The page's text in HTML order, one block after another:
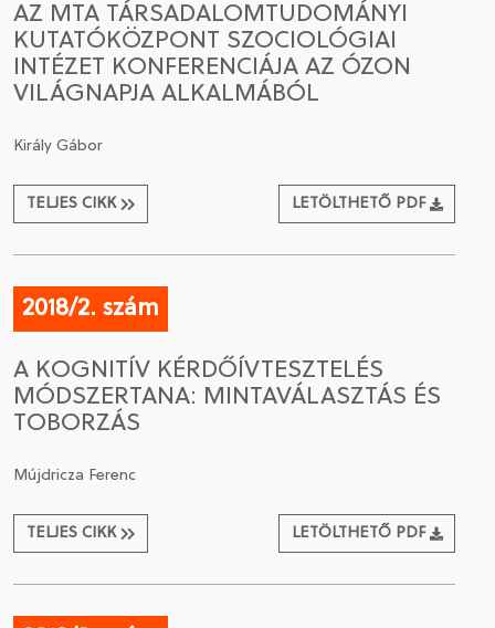
AZ MTA TÁRSADALOMTUDOMÁNYI
KUTATÓKÖZPONT SZOCIOLÓGIAI
INTÉZET KONFERENCIÁJA AZ ÓZON
VILÁGNAPJA ALKALMÁBÓL
Király Gábor
TELJES CIKK LETÖLTHETŐ PDF
2018/2. szám
A KOGNITÍV KÉRDŐÍVTESZTELÉS
MÓDSZERTANA: MINTAVÁLASZTÁS ÉS
TOBORZÁS
Mújdricza Ferenc
TELJES CIKK LETÖLTHETŐ PDF